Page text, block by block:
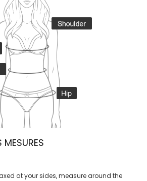
MESURES
at your sides, measure around the